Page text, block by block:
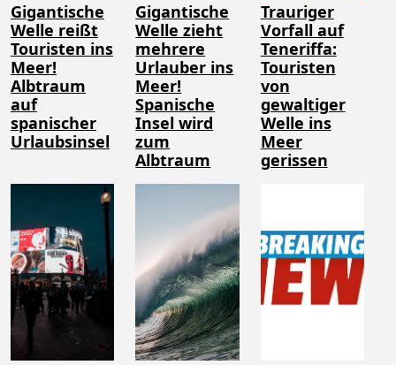
Gigantische
Welle reißt
Touristen ins
Meer!
Albtraum
auf
spanischer
Urlaubsinsel
Gigantische
Welle zieht
mehrere
Urlauber ins
Meer!
Spanische
Insel wird
zum
Albtraum
Trauriger
Vorfall auf
Teneriffa:
Touristen
von
gewaltiger
Welle ins
Meer
gerissen